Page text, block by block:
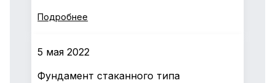
Подробнее
5 мая 2022
Фундамент стаканного типа